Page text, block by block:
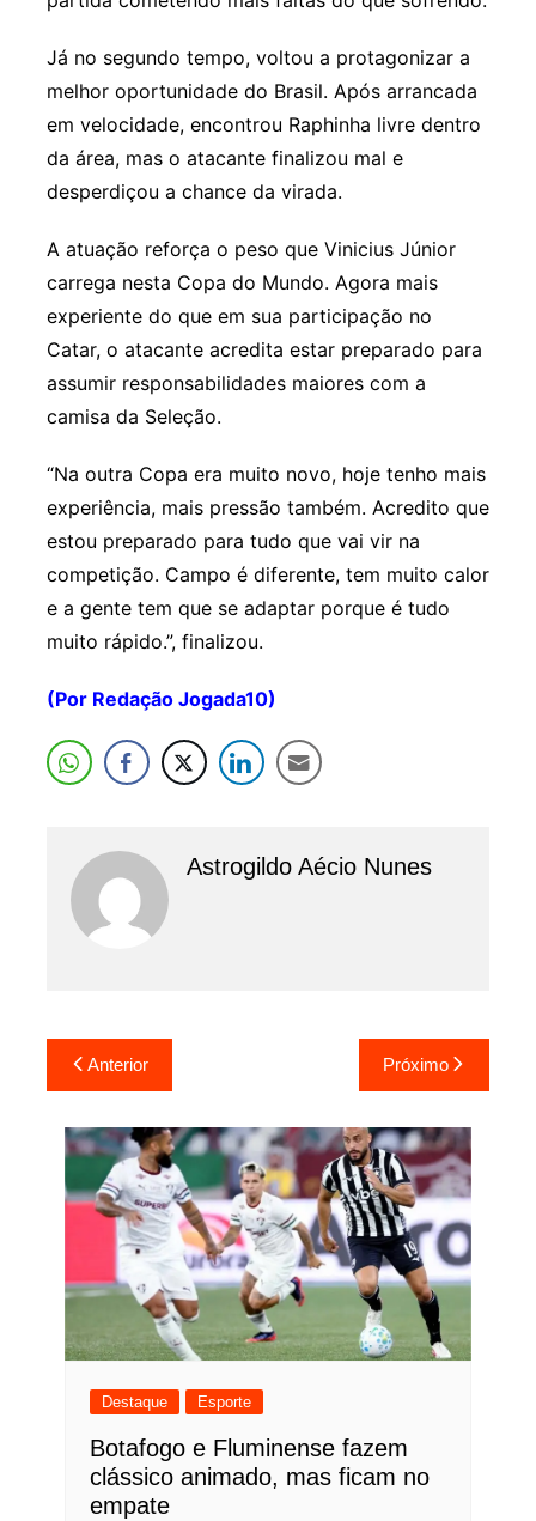
Já no segundo tempo, voltou a protagonizar a
melhor oportunidade do Brasil. Após arrancada
em velocidade, encontrou Raphinha livre dentro
da área, mas o atacante finalizou mal e
desperdiçou a chance da virada.
A atuação reforça o peso que Vinicius Júnior
carrega nesta Copa do Mundo. Agora mais
experiente do que em sua participação no
Catar, o atacante acredita estar preparado para
assumir responsabilidades maiores com a
camisa da Seleção.
“Na outra Copa era muito novo, hoje tenho mais
experiência, mais pressão também. Acredito que
estou preparado para tudo que vai vir na
competição. Campo é diferente, tem muito calor
e a gente tem que se adaptar porque é tudo
muito rápido.”, finalizou.
(Por Redação Jogada10)
Astrogildo Aécio Nunes
Navegação
de
Post
Anterior Próximo
Destaque Esporte
Botafogo e Fluminense fazem
clássico animado, mas ficam no
empate